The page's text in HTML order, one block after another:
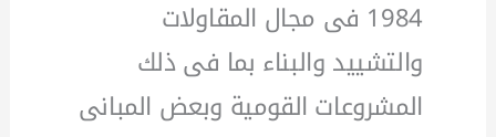
1984 فى مجال المقاولات
والتشييد والبناء بما فى ذلك
المشروعات القومية وبعض المبانى